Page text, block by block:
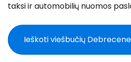
taksi ir automobilių nuomos
Ieškoti viešbučių Debrecene